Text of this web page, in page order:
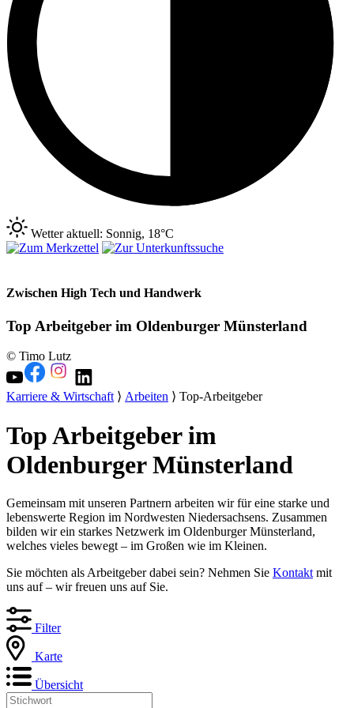
Wetter aktuell: Sonnig, 18°C
Zwischen High Tech und Handwerk
Top Arbeitgeber im Oldenburger Münsterland
© Timo Lutz
Karriere & Wirtschaft⟩ Arbeiten ⟩ Top-Arbeitgeber
Top Arbeitgeber im
Oldenburger Münsterland
Gemeinsam mit unseren Partnern arbeiten wir für eine starke und
lebenswerte Region im Nordwesten Niedersachsens. Zusammen
bilden wir ein starkes Netzwerk im Oldenburger Münsterland,
welches vieles bewegt – im Großen wie im Kleinen.
Sie möchten als Arbeitgeber dabei sein? Nehmen Sie Kontakt mit
uns auf – wir freuen uns auf Sie.
Filter
Karte
Übersicht